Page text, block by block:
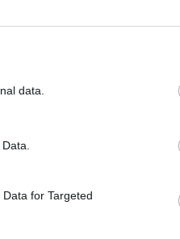
data.
for Targeted